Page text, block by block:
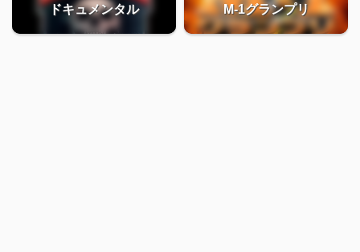
ドキュメンタル M-1グランプリ